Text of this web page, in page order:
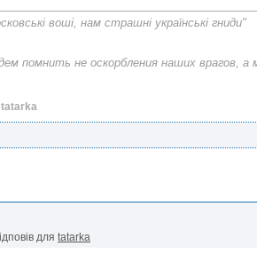
воші, нам страшні українські гниди"
помнить не оскорбления наших врагов, а
tatarka
для tatarka